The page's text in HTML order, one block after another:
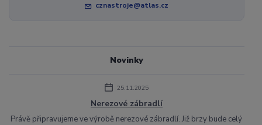
cznastroje@atlas.cz
Novinky
25.11.2025
Nerezové zábradlí
Právě připravujeme ve výrobě nerezové zábradlí. Již brzy bude celý